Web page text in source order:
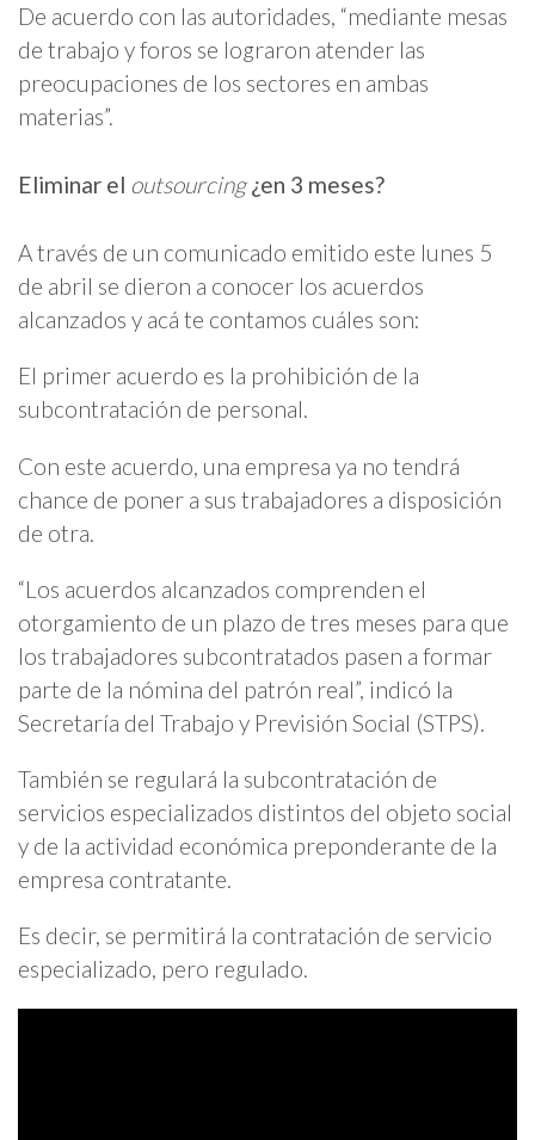
De acuerdo con las autoridades, “mediante mesas
de trabajo y foros se lograron atender las
preocupaciones de los sectores en ambas
materias”.
Eliminar el outsourcing¿en 3 meses?
A través de un comunicado emitido este lunes 5
de abril se dieron a conocer los acuerdos
alcanzados y acá te contamos cuáles son:
El primer acuerdo es la prohibición de la
subcontratación de personal.
Con este acuerdo, una empresa ya no tendrá
chance de poner a sus trabajadores a disposición
de otra.
“Los acuerdos alcanzados comprenden el
otorgamiento de un plazo de tres meses para que
los trabajadores subcontratados pasen a formar
parte de la nómina del patrón real”, indicó la
Secretaría del Trabajo y Previsión Social (STPS).
También se regulará la subcontratación de
servicios especializados distintos del objeto social
y de la actividad económica preponderante de la
empresa contratante.
Es decir, se permitirá la contratación de servicio
especializado, pero regulado.